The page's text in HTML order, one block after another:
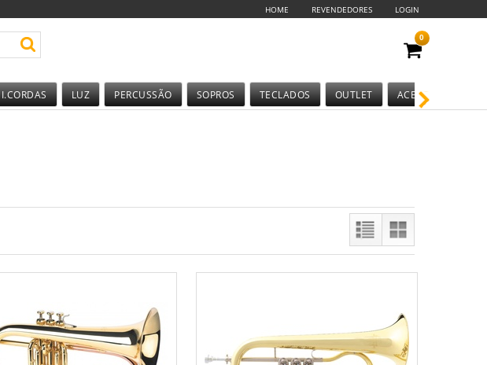
HOME REVENDEDORES LOGIN
0
I.CORDAS LUZ PERCUSSÃO SOPROS TECLADOS OUTLET ACESSÓRIOS